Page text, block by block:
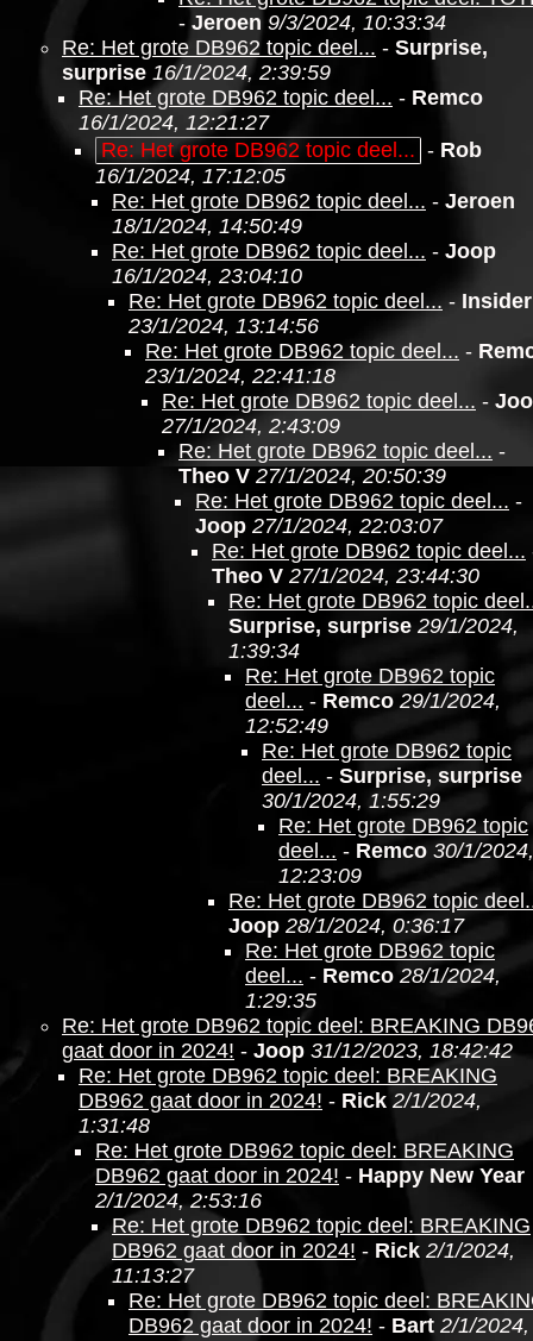
- Jeroen 9/3/2024, 10:33:34
Re: Het grote DB962 topic deel... - Surprise,
surprise 16/1/2024, 2:39:59
Re: Het grote DB962 topic deel... - Remco
16/1/2024, 12:21:27
Re: Het grote DB962 topic deel... - Rob
16/1/2024, 17:12:05
Re: Het grote DB962 topic deel... - Jeroen
18/1/2024, 14:50:49
Re: Het grote DB962 topic deel... - Joop
16/1/2024, 23:04:10
Re: Het grote DB962 topic deel... - Insider
23/1/2024, 13:14:56
Re: Het grote DB962 topic deel... -
23/1/2024, 22:41:18
Re: Het grote DB962 topic deel... -
27/1/2024, 2:43:09
Re: Het grote DB962 topic deel... -
Theo V 27/1/2024, 20:50:39
Re: Het grote DB962 topic deel... -
Joop 27/1/2024, 22:03:07
Re: Het grote DB962 topic deel...
Theo V 27/1/2024, 23:44:30
Re: Het grote DB962 topic
Surprise, surprise 29/1/2024,
1:39:34
Re: Het grote DB962 topic
deel... - Remco 29/1/2024,
12:52:49
Re: Het grote DB962 topic
deel... - Surprise, surprise
30/1/2024, 1:55:29
Re: Het grote DB962 topic
deel... - Remco 30/1/2024,
12:23:09
Re: Het grote DB962 topic
Joop 28/1/2024, 0:36:17
Re: Het grote DB962 topic
deel... - Remco 28/1/2024,
1:29:35
Re: Het grote DB962 topic deel: BREAKING
gaat door in 2024! - Joop 31/12/2023, 18:42:42
Re: Het grote DB962 topic deel: BREAKING
DB962 gaat door in 2024! - Rick 2/1/2024,
1:31:48
Re: Het grote DB962 topic deel: BREAKING
DB962 gaat door in 2024! - Happy New Year
2/1/2024, 2:53:16
Re: Het grote DB962 topic deel: BREAKING
DB962 gaat door in 2024! - Rick 2/1/2024,
11:13:27
Re: Het grote DB962 topic deel:
DB962 gaat door in 2024! - Bart 2/1/2024,